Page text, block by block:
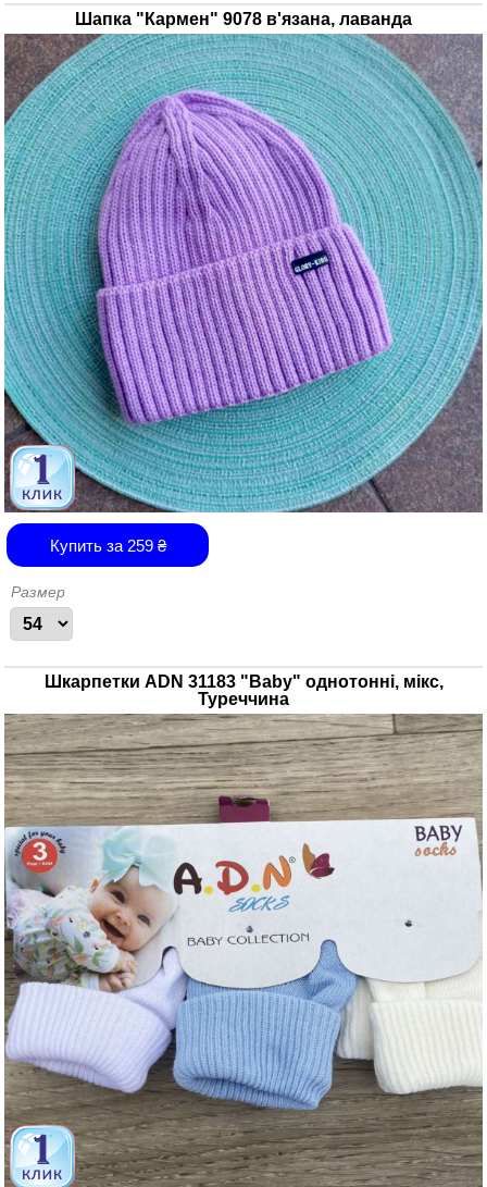
Шапка "Кармен" 9078 в'язана, лаванда
Купить за 259₴
Размер
Шкарпетки ADN 31183 "Baby" однотонні, мікс,
Туреччина